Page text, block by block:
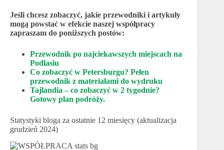
Jeśli chcesz zobaczyć, jakie przewodniki i artykuły
mogą powstać w efekcie naszej współpracy
zapraszam do poniższych postów:
Przewodnik po najciekawszych miejscach na
Podlasiu
Co zobaczyć w Petersburgu? Pełen
przewodnik z materiałami do wydruku
Tajlandia – co zobaczyć w 2 tygodnie?
Gotowy plan podróży.
Statystyki bloga za ostatnie 12 miesięcy (aktualizacja
grudzień 2024)